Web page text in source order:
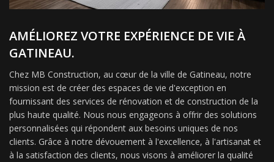
AMÉLIOREZ VOTRE EXPÉRIENCE DE VIE À
GATINEAU.
Chez MB Construction, au cœur de la ville de Gatineau, notre
mission est de créer des espaces de vie d'exception en
fournissant des services de rénovation et de construction de la
plus haute qualité. Nous nous engageons à offrir des solutions
personnalisées qui répondent aux besoins uniques de nos
clients. Grâce à notre dévouement à l'excellence, à l'artisanat et
à la satisfaction des clients, nous visons à améliorer la qualité